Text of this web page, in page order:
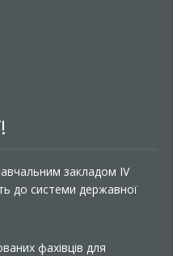
закладом IV
до системи державної
фахівців для